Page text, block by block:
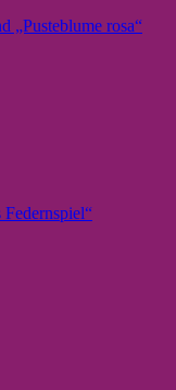
„Pusteblume rosa“
Federnspiel“